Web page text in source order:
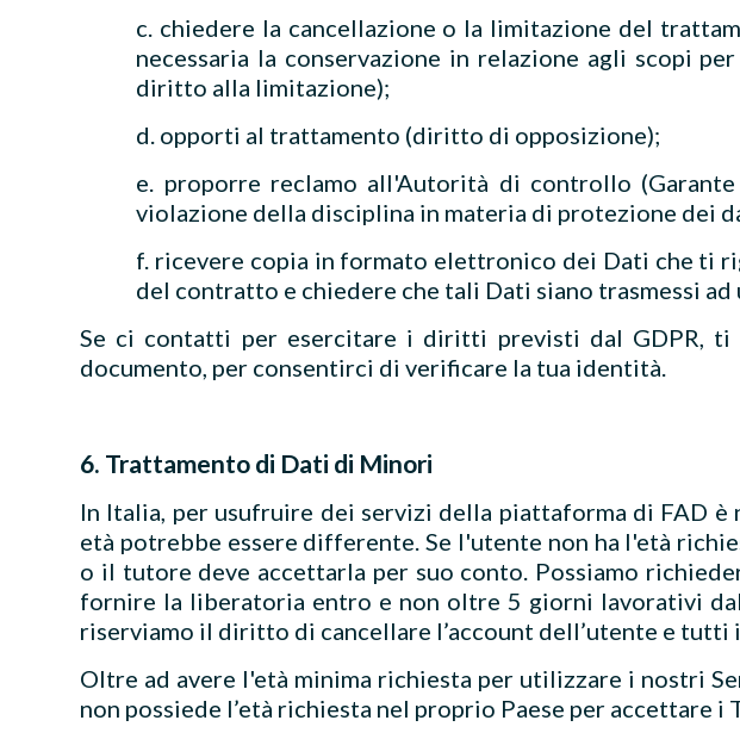
c. chiedere la cancellazione o la limitazione del
necessaria la conservazione in relazione agli scopi
diritto alla limitazione);
d. opporti al trattamento (diritto di opposizione);
e. proporre reclamo all'Autorità di controllo
violazione della disciplina in materia di protezione dei
f. ricevere copia in formato elettronico dei Dati che ti
del contratto e chiedere che tali Dati siano trasmessi
Se ci contatti per esercitare i diritti previsti dal GDPR,
documento, per consentirci di verificare la tua identità.
6. Trattamento di Dati di Minori
In Italia, per usufruire dei servizi della piattaforma di FAD
età potrebbe essere differente. Se l'utente non ha l'età
o il tutore deve accettarla per suo conto. Possiamo
fornire la liberatoria entro e non oltre 5 giorni lavorativi
riserviamo il diritto di cancellare l’account dell’utente e tutti
Oltre ad avere l'età minima richiesta per utilizzare i nostri
non possiede l’età richiesta nel proprio Paese per